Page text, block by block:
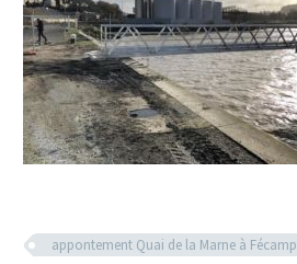
appontement Quai de la Marne à Fécamp